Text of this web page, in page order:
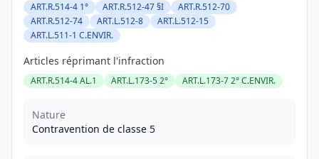
ART.R.514-4 1° ART.R.512-47 §I
ART.R.512-70
ART.R.512-74
ART.L.512-8
ART.L.512-15
ART.L.511-1 C.ENVIR.
Articles réprimant l'infraction
ART.R.514-4 AL.1 ART.L.173-5 2° ART.L.173-7 2° C.ENVIR.
Nature
Contravention de classe 5